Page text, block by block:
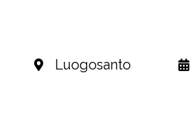
Luogosanto